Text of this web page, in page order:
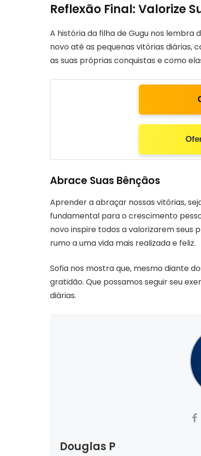
Reflexão Final: Valorize
A história da filha de Gugu nos lembra
novo até as pequenas vitórias diárias,
as suas próprias conquistas e como
Abrace Suas Bênçãos
Aprender a abraçar nossas vitórias,
fundamental para o crescimento
novo inspire todos a valorizarem seus
rumo a uma vida mais realizada e feliz.
Sofia nos mostra que, mesmo diante
gratidão. Que possamos seguir seu
diárias.
Douglas P